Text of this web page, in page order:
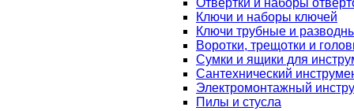
Отвертки и наборы
Ключи и наборы ключей
Ключи трубные и
Воротки, трещотки и
Сумки и ящики для
Сантехнический
Электромонтажный
Пилы и стусла